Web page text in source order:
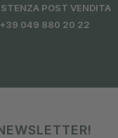
POST VENDITA
+39 049 880 20 22